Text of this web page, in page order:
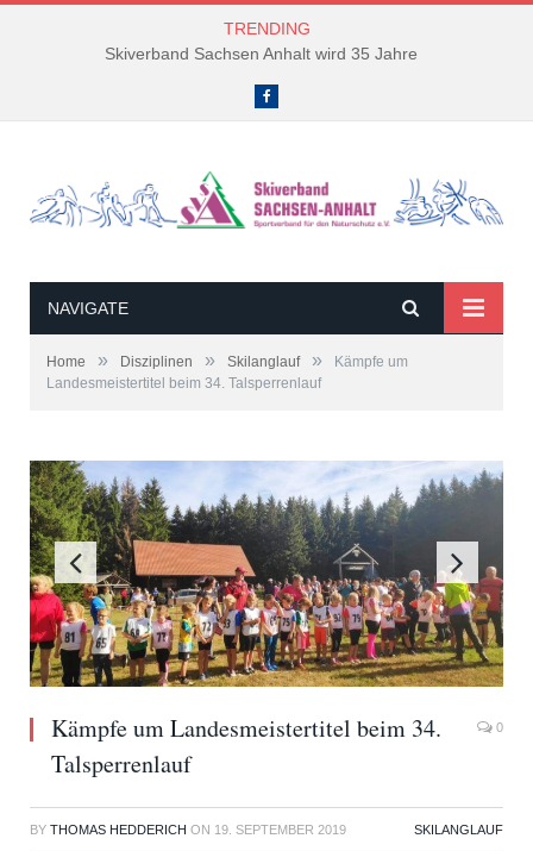
TRENDING
Skiverband Sachsen Anhalt wird 35 Jahre
Facebook
NAVIGATE
Home » Disziplinen » Skilanglauf »
Kämpfe um
Landesmeistertitel beim 34. Talsperrenlauf
Kämpfe um Landesmeistertitel beim 34.
Talsperrenlauf
0
BY THOMAS HEDDERICH ON 19. SEPTEMBER 2019 SKILANGLAUF